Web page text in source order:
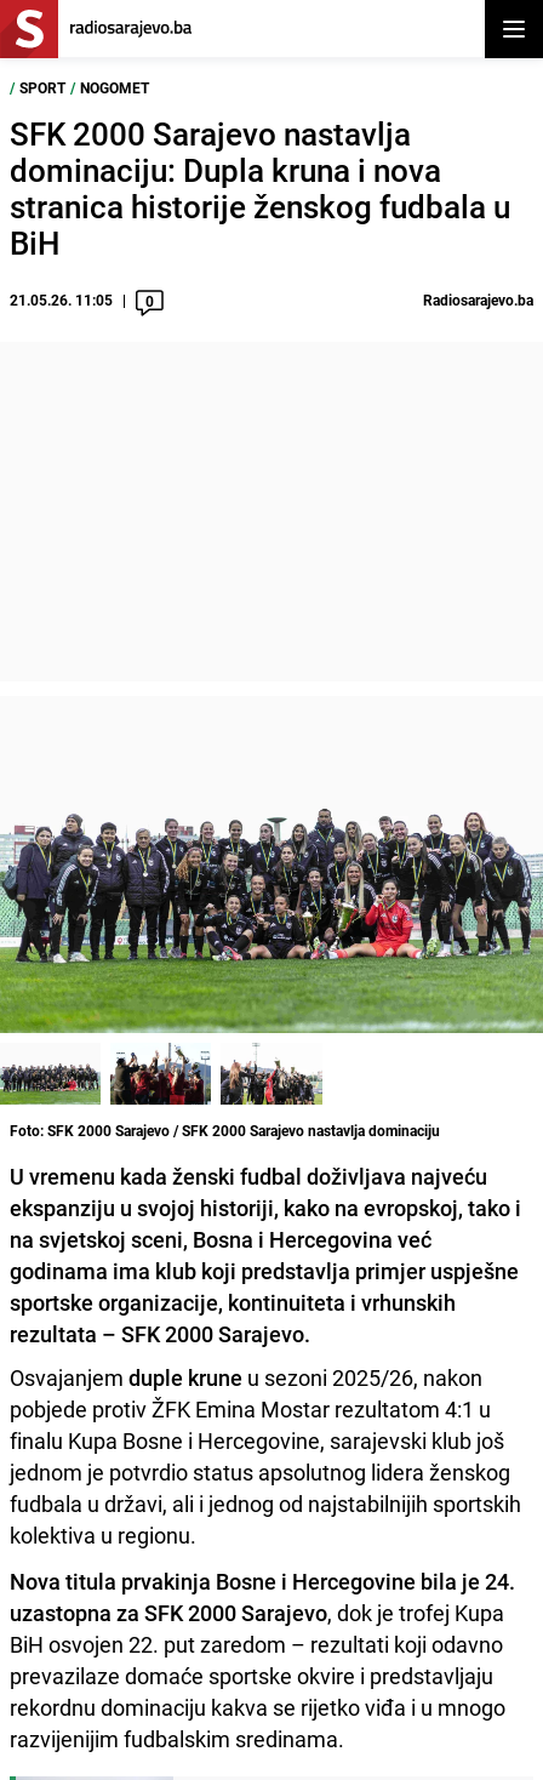
/ SPORT / NOGOMET
SFK 2000 Sarajevo nastavlja
dominaciju: Dupla kruna i nova
stranica historije ženskog fudbala u
BiH
21.05.26. 11:05 0 Radiosarajevo.ba
Foto: SFK 2000 Sarajevo / SFK 2000 Sarajevo nastavlja dominaciju
U vremenu kada ženski fudbal doživljava najveću
ekspanziju u svojoj historiji, kako na evropskoj, tako i
na svjetskoj sceni, Bosna i Hercegovina već
godinama ima klub koji predstavlja primjer uspješne
sportske organizacije, kontinuiteta i vrhunskih
rezultata – SFK 2000 Sarajevo.
Osvajanjem duple krune u sezoni 2025/26, nakon
pobjede protiv ŽFK Emina Mostar rezultatom 4:1 u
finalu Kupa Bosne i Hercegovine, sarajevski klub još
jednom je potvrdio status apsolutnog lidera ženskog
fudbala u državi, ali i jednog od najstabilnijih sportskih
kolektiva u regionu.
Nova titula prvakinja Bosne i Hercegovine bila je 24.
uzastopna za SFK 2000 Sarajevo, dok je trofej Kupa
BiH osvojen 22. put zaredom – rezultati koji odavno
prevazilaze domaće sportske okvire i predstavljaju
rekordnu dominaciju kakva se rijetko viđa i u mnogo
razvijenijim fudbalskim sredinama.